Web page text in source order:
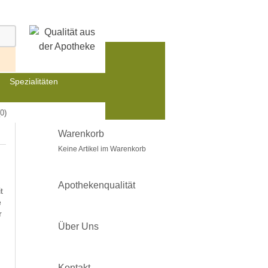
Spezialitäten
Warenkorb
Keine Artikel im Warenkorb
Apothekenqualität
Über Uns